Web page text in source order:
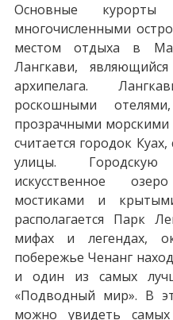
Основные курорты
многочисленными
местом отдыха в
Лангкави,
архипелага.
роскошными
прозрачными
считается городок
улицы.
искусственное
мостиками и
располагается Парк
мифах и легендах,
побережье Ченанг
и один из самых
«Подводный мир». В
можно увидеть самых